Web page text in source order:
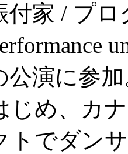
付家 / プ
公演に参
じめ、カ
トでダン